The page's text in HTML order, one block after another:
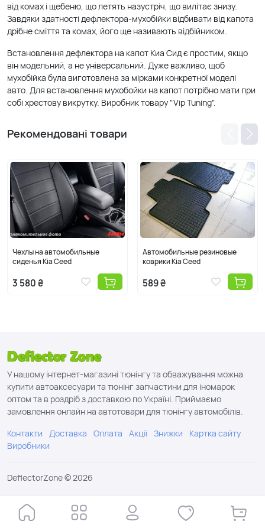
від комах і щебеню, що летять назустріч, що вилітає знизу.
Завдяки здатності дефлектора-мухобійки відбивати від капота
дрібне сміття та комах, його ще називають відбійником.
Встановлення дефлектора на капот Киа Сид є простим, якщо
він модельний, а не універсальний. Дуже важливо, щоб
мухобійка була виготовлена за мірками конкретної моделі
авто. Для встановлення мухобойки на капот потрібно мати при
собі хрестову викрутку. Виробник товару "Vip Tuning".
Рекомендовані товари
Чехлы на автомобильные
сиденья Kia Ceed
3 580 ₴
Автомобильные резиновые
коврики Kia Ceed
589 ₴
У нашому інтернет-магазині тюнінгу та обважування можна
купити автоаксесуари та тюнінг запчастини для іномарок
оптом та в роздріб з доставкою по Україні. Приймаємо
замовлення онлайн на автотовари для тюнінгу автомобілів.
Контакти Доставка Оплата Акції Знижки
Картка сайту
Виробники
DeflectorZone © 2026